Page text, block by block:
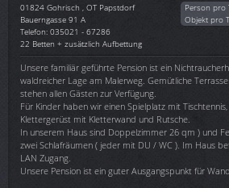
01824 Gohrisch , OT Papstdorf
Bauerngasse 91 A
Telefon: 035021 - 67286
22 Betten + zusätzlich Aufbettung
Person pro
Objekt pro
Unsere familiär geführte Pension ist ein
waldreicher Lage am Malerweg. Gemütliche
stehen allen Gästen zur Verfügung.
Für Kinder haben wir einen Spielplatz mit Tischtennis,
Klettergerüst mit Kletterwand und Rutsche.
In unserem Haus sind Doppelzimmer 26 qm ) und
zwei Schlafräumen ( jeder mit DU / WC ). Im Haus
LAN Zugang.
Unsere Pension ist ein guter Ausgangspunkt für